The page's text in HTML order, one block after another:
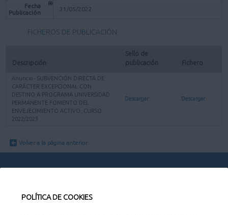
POLÍTICA DE COOKIES
Fecha
Publicación
31/05/2022
FICHEROS DE PUBLICACIÓN
Descripción
Sello de
publicación
Fichero
Anuncio - SUBVENCIÓN DIRECTA DE
CARÁCTER EXCEPCIONAL CON
DESTINO A PROGRAMA UNIVERSIDAD
PERMANENTE FOMENTO DEL
ENVEJECIMIENTO ACTIVO, CURSO
2022/2023
Descargar Descargar
Volver a la página anterior